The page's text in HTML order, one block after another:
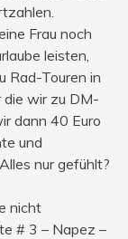
Frau noch
leisten,
Rad-Touren in
die wir zu DM-
dann 40 Euro
und
nur gefühlt?
nicht
# 3 – Napez –